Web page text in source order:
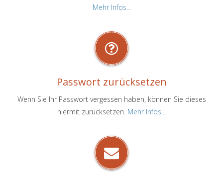
Mehr Infos...
Passwort zurücksetzen
Wenn Sie Ihr Passwort vergessen haben, können Sie dieses
hiermit zurücksetzen. Mehr Infos...